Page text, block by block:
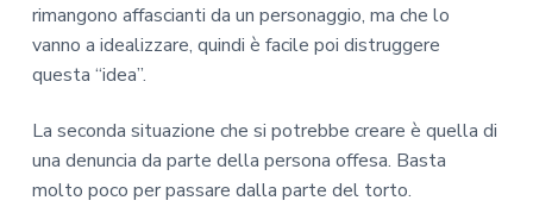
rimangono affascianti da un personaggio, ma che lo
vanno a idealizzare, quindi è facile poi distruggere
questa “idea”.
La seconda situazione che si potrebbe creare è quella di
una denuncia da parte della persona offesa. Basta
molto poco per passare dalla parte del torto.